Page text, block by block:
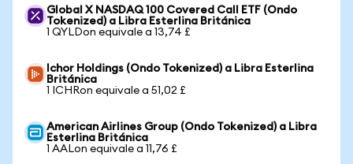
Global X NASDAQ 100 Covered Call ETF (Ondo
Tokenized) a Libra Esterlina Británica
1 QYLDon equivale a 13,74 £
Ichor Holdings (Ondo Tokenized) a Libra Esterlina
Británica
1 ICHRon equivale a 51,02 £
American Airlines Group (Ondo Tokenized) a Libra
Esterlina Británica
1 AALon equivale a 11,76 £